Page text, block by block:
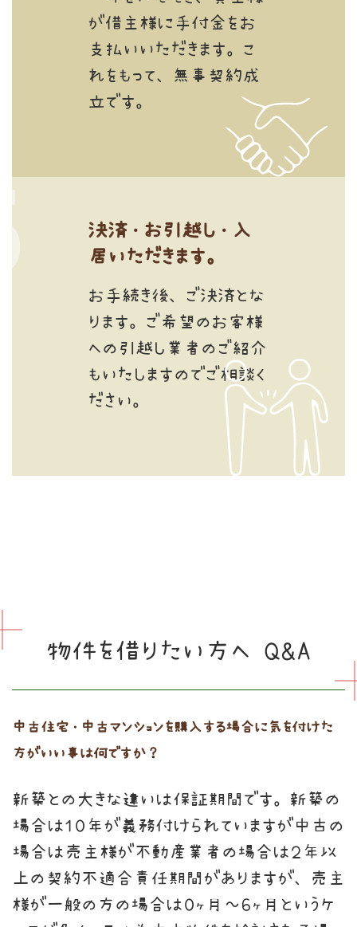
が借主様に手付金をお
支払いいただきます。こ
れをもって、無事契約成
立です。
決済・お引越し・入
居いただきます。
お手続き後、ご決済とな
ります。ご希望のお客様
への引越し業者のご紹介
もいたしますのでご相談く
ださい。
物件を借りたい方へ Q&A
中古住宅・中古マンションを購入する場合に気を付けた
方がいい事は何ですか？
新築との大きな違いは保証期間です。新築の
場合は１０年が義務付けられていますが中古の
場合は売主様が不動産業者の場合は２年以
上の契約不適合責任期間がありますが、売主
様が一般の方の場合は０ヶ月～６ヶ月というケ